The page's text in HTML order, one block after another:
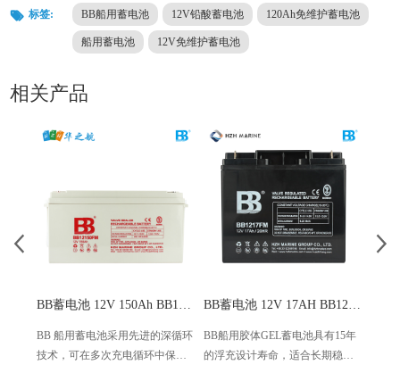
标签: BB船用蓄电池 12V铅酸蓄电池 120Ah免维护蓄电池
船用蓄电池 12V免维护蓄电池
相关产品
BB蓄电池 12V 150Ah BB12150FM
BB 船用蓄电池采用先进的深循环
技术，可在多次充电循环中保持
BB蓄电池 12V 17AH BB1217FM
BB船用胶体GEL蓄电池具有15年
的浮充设计寿命，适合长期稳定